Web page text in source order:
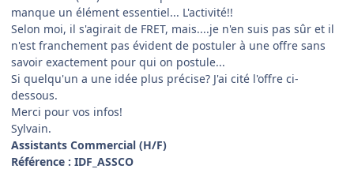
manque un élément essentiel... L'activité!!
Selon moi, il s'agirait de FRET, mais....je n'en suis pas sûr et il
n'est franchement pas évident de postuler à une offre sans
savoir exactement pour qui on postule...
Si quelqu'un a une idée plus précise? J'ai cité l'offre ci-
dessous.
Merci pour vos infos!
Sylvain.
Assistants Commercial (H/F)
Référence : IDF_ASSCO